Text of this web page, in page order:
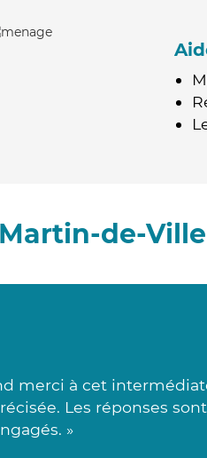
de-
merci à cet
Les réponses
»